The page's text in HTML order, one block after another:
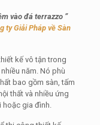
vào đá terrazzo ”
ty Giải Pháp về Sàn
kế vô tận trong
năm. Nó phù
bao gồm sàn, tấm
thất và nhiều ứng
gia đình.